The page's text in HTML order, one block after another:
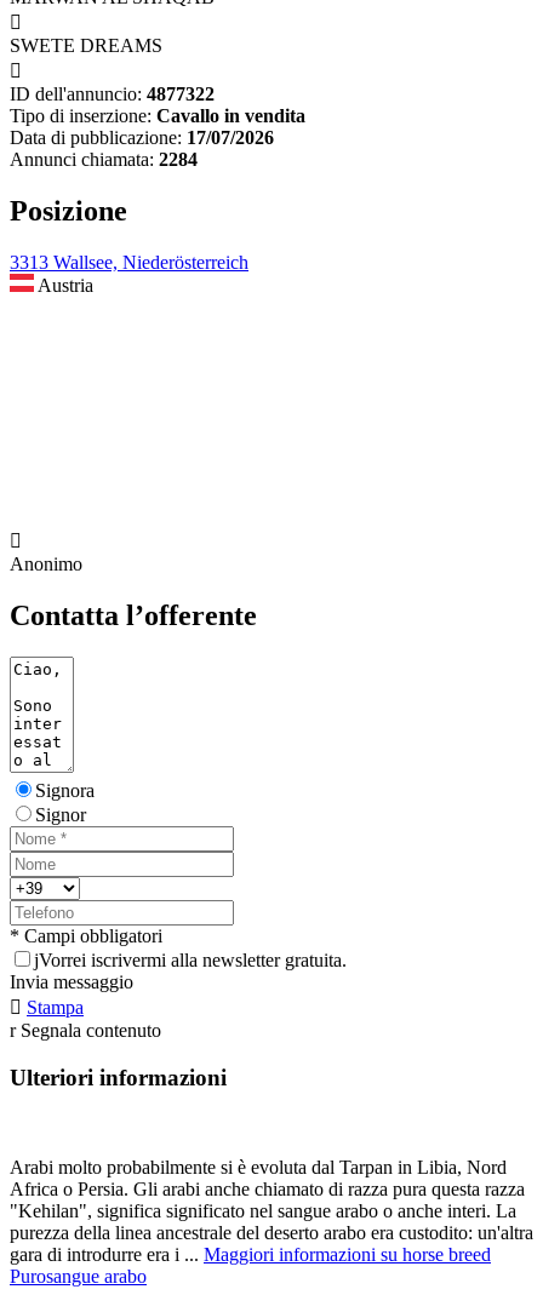

SWETE DREAMS

ID dell'annuncio: 4877322
Tipo di inserzione: Cavallo in vendita
Data di pubblicazione: 17/07/2026
Annunci chiamata: 2284
Posizione
3313 Wallsee, Niederösterreich
Austria

Anonimo
Contatta l’offerente
Signora
Signor
* Campi obbligatori
jVorrei iscrivermi alla newsletter gratuita.
Invia messaggio
 Stampa
r Segnala contenuto
Ulteriori informazioni
Arabi molto probabilmente si è evoluta dal Tarpan in Libia, Nord
Africa o Persia. Gli arabi anche chiamato di razza pura questa razza
"Kehilan", significa significato nel sangue arabo o anche interi. La
purezza della linea ancestrale del deserto arabo era custodito: un'altra
gara di introdurre era i ... Maggiori informazioni su horse breed
Purosangue arabo